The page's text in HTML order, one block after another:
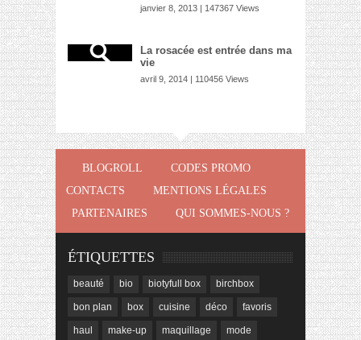
janvier 8, 2013 | 147367 Views
La rosacée est entrée dans ma
vie
avril 9, 2014 | 110456 Views
BLOGROLL
CODES PROMO
CONTACTS
MENTIONS LÉGALES
PARTENAIRES
QUI SOMMES-NOUS ?
ÉTIQUETTES
beauté bio biotyfull box birchbox
bon plan box cuisine déco favoris
haul make-up maquillage mode